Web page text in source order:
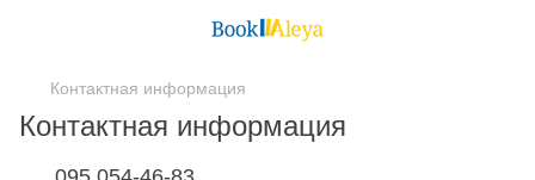
Контактная информация
Контактная информация